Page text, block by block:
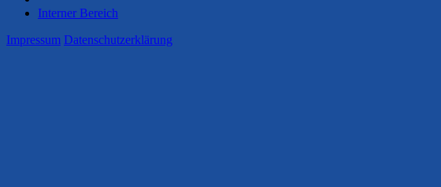
Interner Bereich
Impressum Datenschutzerklärung